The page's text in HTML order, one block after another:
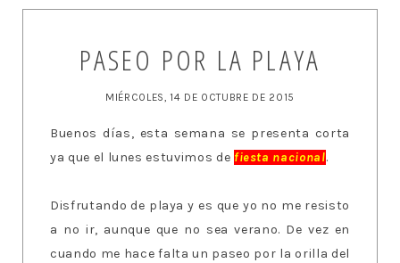
PASEO POR LA PLAYA
MIÉRCOLES, 14 DE OCTUBRE DE 2015
Buenos días, esta semana se presenta corta
ya que el lunes estuvimos de fiesta nacional.
Disfrutando de playa y es que yo no me resisto
a no ir, aunque que no sea verano. De vez en
cuando me hace falta un paseo por la orilla del